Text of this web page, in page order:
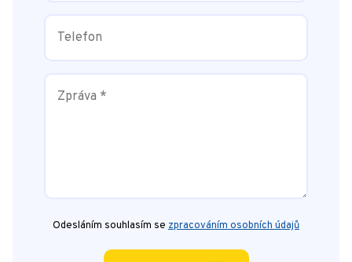
Odesláním souhlasím se zpracováním osobních údajů